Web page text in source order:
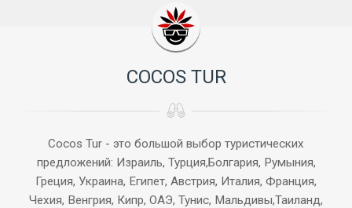
COCOS TUR
Cocos Tur - это большой выбор туристических
предложений: Израиль, Турция,Болгария, Румыния,
Греция, Украина, Египет, Австрия, Италия, Франция,
Чехия, Венгрия, Кипр, ОАЭ, Тунис, Мальдивы,Таиланд,